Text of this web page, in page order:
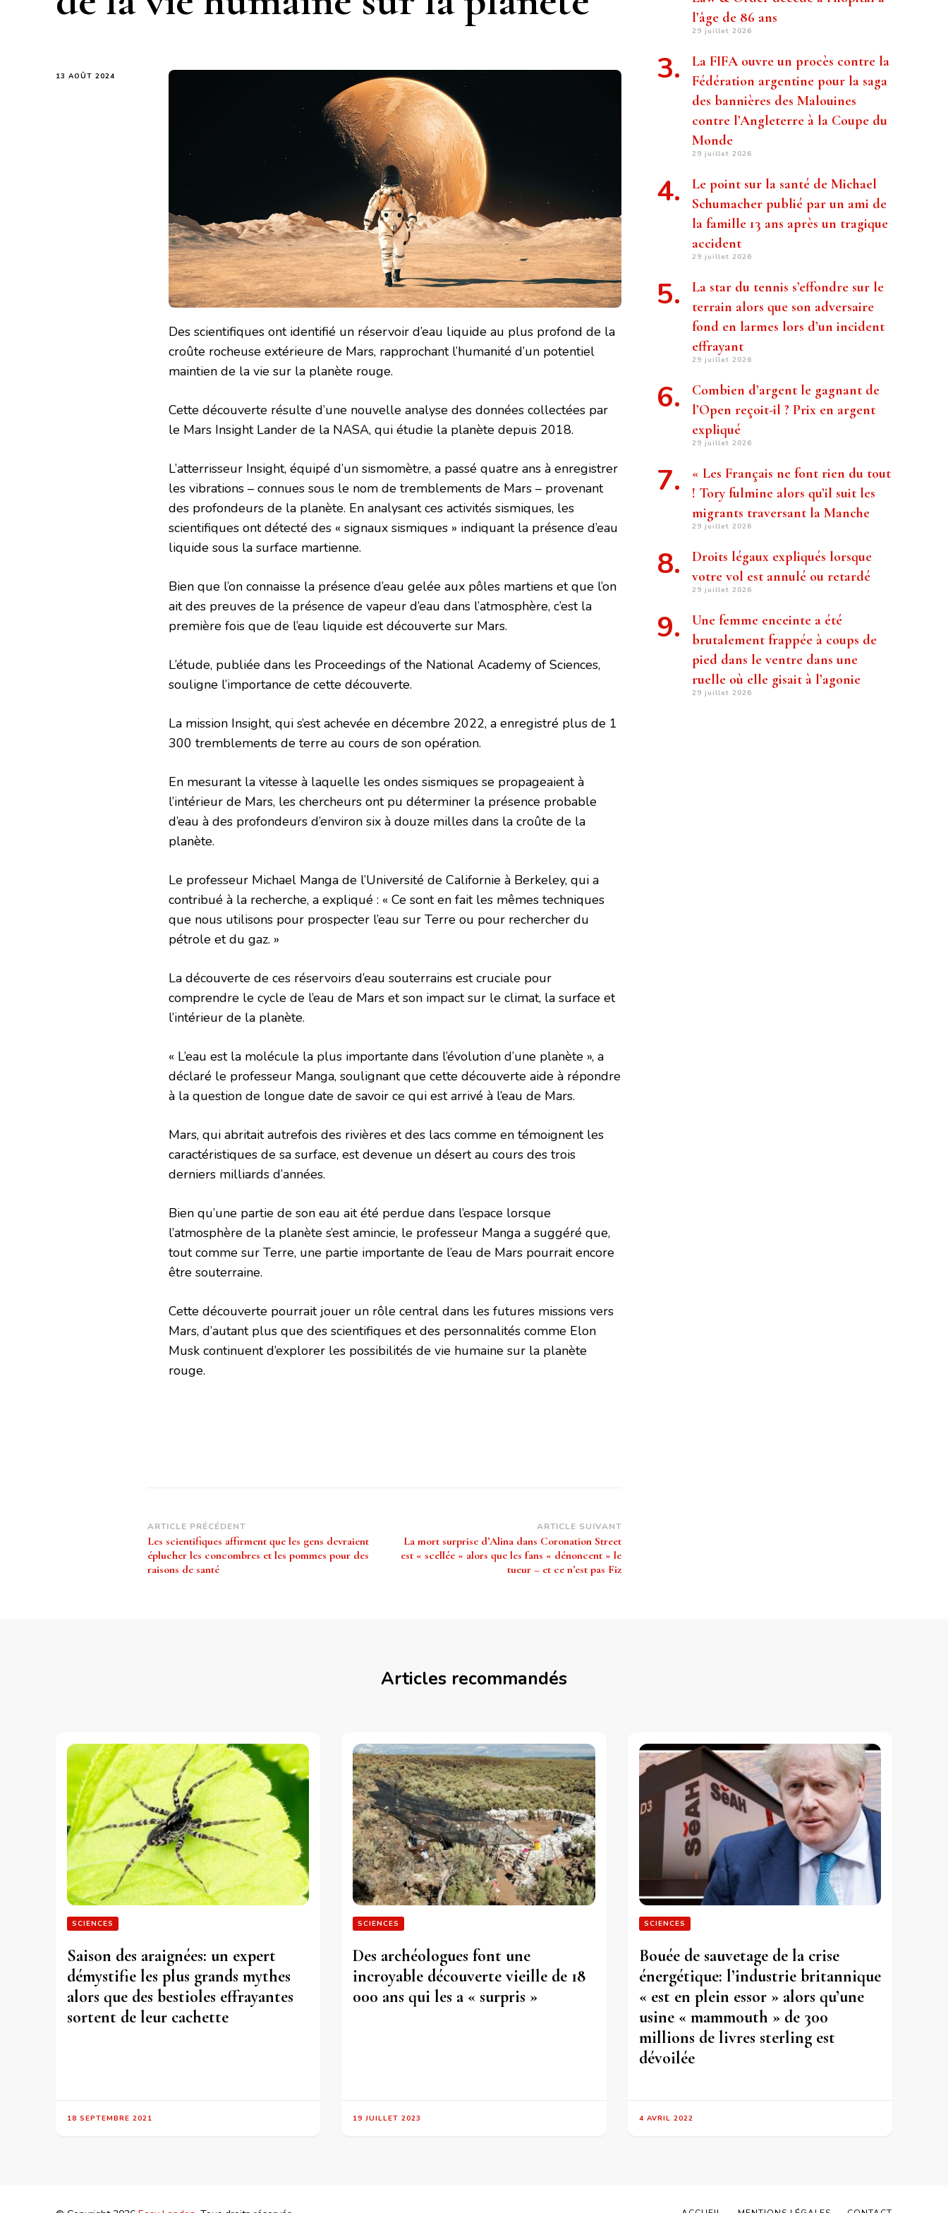
13 AOÛT 2024
Des scientifiques ont identifié un réservoir d’eau liquide au plus profond de la
croûte rocheuse extérieure de Mars, rapprochant l’humanité d’un potentiel
maintien de la vie sur la planète rouge.
Cette découverte résulte d’une nouvelle analyse des données collectées par
le Mars Insight Lander de la NASA, qui étudie la planète depuis 2018.
L’atterrisseur Insight, équipé d’un sismomètre, a passé quatre ans à enregistrer
les vibrations – connues sous le nom de tremblements de Mars – provenant
des profondeurs de la planète. En analysant ces activités sismiques, les
scientifiques ont détecté des « signaux sismiques » indiquant la présence d’eau
liquide sous la surface martienne.
Bien que l’on connaisse la présence d’eau gelée aux pôles martiens et que l’on
ait des preuves de la présence de vapeur d’eau dans l’atmosphère, c’est la
première fois que de l’eau liquide est découverte sur Mars.
L’étude, publiée dans les Proceedings of the National Academy of Sciences,
souligne l’importance de cette découverte.
La mission Insight, qui s’est achevée en décembre 2022, a enregistré plus de 1
300 tremblements de terre au cours de son opération.
En mesurant la vitesse à laquelle les ondes sismiques se propageaient à
l’intérieur de Mars, les chercheurs ont pu déterminer la présence probable
d’eau à des profondeurs d’environ six à douze milles dans la croûte de la
planète.
Le professeur Michael Manga de l’Université de Californie à Berkeley, qui a
contribué à la recherche, a expliqué : « Ce sont en fait les mêmes techniques
que nous utilisons pour prospecter l’eau sur Terre ou pour rechercher du
pétrole et du gaz. »
La découverte de ces réservoirs d’eau souterrains est cruciale pour
comprendre le cycle de l’eau de Mars et son impact sur le climat, la surface et
l’intérieur de la planète.
« L’eau est la molécule la plus importante dans l’évolution d’une planète », a
déclaré le professeur Manga, soulignant que cette découverte aide à répondre
à la question de longue date de savoir ce qui est arrivé à l’eau de Mars.
Mars, qui abritait autrefois des rivières et des lacs comme en témoignent les
caractéristiques de sa surface, est devenue un désert au cours des trois
derniers milliards d’années.
Bien qu’une partie de son eau ait été perdue dans l’espace lorsque
l’atmosphère de la planète s’est amincie, le professeur Manga a suggéré que,
tout comme sur Terre, une partie importante de l’eau de Mars pourrait encore
être souterraine.
Cette découverte pourrait jouer un rôle central dans les futures missions vers
Mars, d’autant plus que des scientifiques et des personnalités comme Elon
Musk continuent d’explorer les possibilités de vie humaine sur la planète
rouge.
Navigation
d’article
ARTICLE PRÉCÉDENT
Les scientifiques affirment que les gens devraient
éplucher les concombres et les pommes pour des
raisons de santé
ARTICLE SUIVANT
La mort surprise d’Alina dans Coronation Street
est « scellée » alors que les fans « dénoncent » le
tueur – et ce n’est pas Fiz
l’âge de 86 ans
29 juillet 2026
La FIFA ouvre un procès contre la
Fédération argentine pour la saga
des bannières des Malouines
contre l’Angleterre à la Coupe du
Monde
29 juillet 2026
Le point sur la santé de Michael
Schumacher publié par un ami de
la famille 13 ans après un tragique
accident
29 juillet 2026
La star du tennis s’effondre sur le
terrain alors que son adversaire
fond en larmes lors d’un incident
effrayant
29 juillet 2026
Combien d’argent le gagnant de
l’Open reçoit-il ? Prix ​​en argent
expliqué
29 juillet 2026
« Les Français ne font rien du tout
! Tory fulmine alors qu’il suit les
migrants traversant la Manche
29 juillet 2026
Droits légaux expliqués lorsque
votre vol est annulé ou retardé
29 juillet 2026
Une femme enceinte a été
brutalement frappée à coups de
pied dans le ventre dans une
ruelle où elle gisait à l’agonie
29 juillet 2026
Articles recommandés
SCIENCES
Saison des araignées: un expert
démystifie les plus grands mythes
alors que des bestioles effrayantes
sortent de leur cachette
18 SEPTEMBRE 2021
SCIENCES
Des archéologues font une
incroyable découverte vieille de 18
000 ans qui les a « surpris »
19 JUILLET 2023
SCIENCES
Bouée de sauvetage de la crise
énergétique: l’industrie britannique
« est en plein essor » alors qu’une
usine « mammouth » de 300
millions de livres sterling est
dévoilée
4 AVRIL 2022